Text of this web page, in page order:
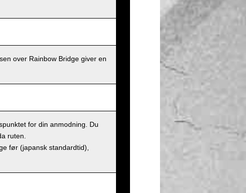
over Rainbow Bridge giver en
for din anmodning. Du
ruten.
før (japansk standardtid),